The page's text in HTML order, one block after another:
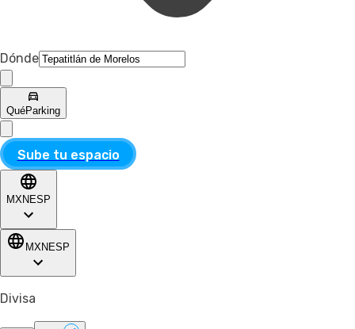
Dónde
QuéParking
Sube tu espacio
MXN ESP
MXN ESP
Divisa